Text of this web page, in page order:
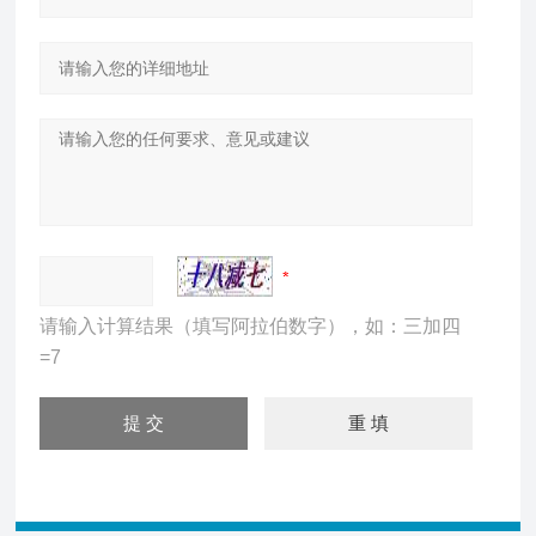
请输入计算结果（填写阿拉伯数字），如：三加四
=7